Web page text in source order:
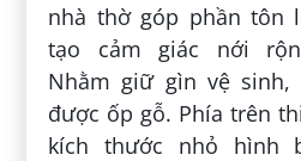
nhà thờ góp phần tôn
tạo cảm giác nới
Nhằm giữ gìn vệ
được ốp gỗ. Phía trên
kích thước nhỏ hình